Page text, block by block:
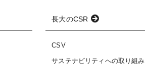
長大のCSR
CSV
サステナビリティへの取り組み